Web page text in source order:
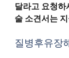
달라고 요청하
술 소견서는
질병후유장